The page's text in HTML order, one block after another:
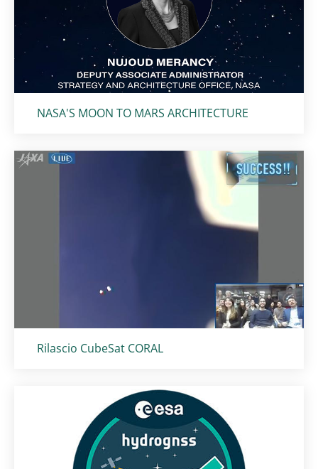
Titolo card:
NASA'S MOON TO MARS ARCHITECTURE
Titolo card:
Rilascio CubeSat CORAL